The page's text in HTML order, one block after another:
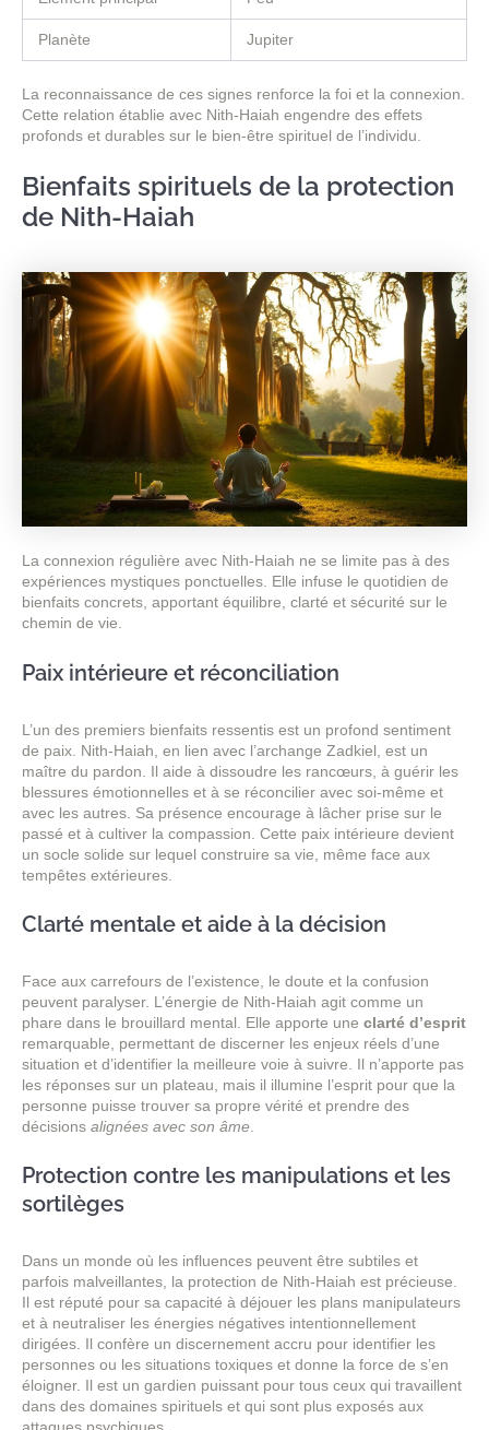
Planète Jupiter
La reconnaissance de ces signes renforce la foi et la connexion.
Cette relation établie avec Nith-Haiah engendre des effets
profonds et durables sur le bien-être spirituel de l’individu.
Bienfaits spirituels de la protection
de Nith-Haiah
La connexion régulière avec Nith-Haiah ne se limite pas à des
expériences mystiques ponctuelles. Elle infuse le quotidien de
bienfaits concrets, apportant équilibre, clarté et sécurité sur le
chemin de vie.
Paix intérieure et réconciliation
L’un des premiers bienfaits ressentis est un profond sentiment
de paix. Nith-Haiah, en lien avec l’archange Zadkiel, est un
maître du pardon. Il aide à dissoudre les rancœurs, à guérir les
blessures émotionnelles et à se réconcilier avec soi-même et
avec les autres. Sa présence encourage à lâcher prise sur le
passé et à cultiver la compassion. Cette paix intérieure devient
un socle solide sur lequel construire sa vie, même face aux
tempêtes extérieures.
Clarté mentale et aide à la décision
Face aux carrefours de l’existence, le doute et la confusion
peuvent paralyser. L’énergie de Nith-Haiah agit comme un
phare dans le brouillard mental. Elle apporte une clarté d’esprit
remarquable, permettant de discerner les enjeux réels d’une
situation et d’identifier la meilleure voie à suivre. Il n’apporte pas
les réponses sur un plateau, mais il illumine l’esprit pour que la
personne puisse trouver sa propre vérité et prendre des
décisions alignées avec son âme
Protection contre les manipulations et les
sortilèges
Dans un monde où les influences peuvent être subtiles et
parfois malveillantes, la protection de Nith-Haiah est précieuse.
Il est réputé pour sa capacité à déjouer les plans manipulateurs
et à neutraliser les énergies négatives intentionnellement
dirigées. Il confère un discernement accru pour identifier les
personnes ou les situations toxiques et donne la force de s’en
éloigner. Il est un gardien puissant pour tous ceux qui travaillent
dans des domaines spirituels et qui sont plus exposés aux